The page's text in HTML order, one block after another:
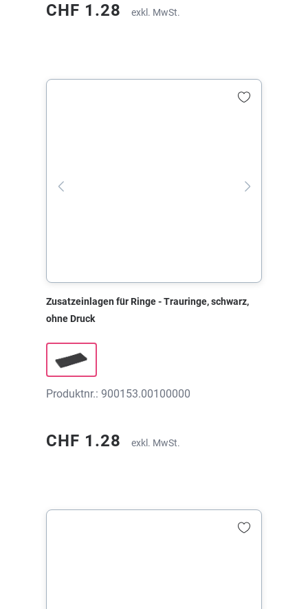
CHF 1.28 exkl. MwSt.
Zusatzeinlagen für Ringe - Trauringe, schwarz,
ohne Druck
Produktnr.: 900153.00100000
CHF 1.28 exkl. MwSt.